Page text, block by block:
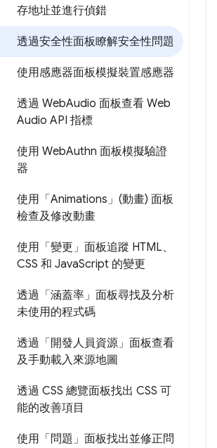
存地址並進行偵錯
透過安全性面板瞭解安全性問題
使用感應器面板模擬裝置感應器
透過 WebAudio 面板查看 Web
Audio API 指標
使用 WebAuthn 面板模擬驗證
器
使用「Animations」(動畫) 面板
檢查及修改動畫
使用「變更」面板追蹤 HTML、
CSS 和 JavaScript 的變更
透過「涵蓋率」面板尋找及分析
未使用的程式碼
透過「開發人員資源」面板查看
及手動載入來源地圖
透過 CSS 總覽面板找出 CSS 可
能的改善項目
使用「問題」面板找出並修正問